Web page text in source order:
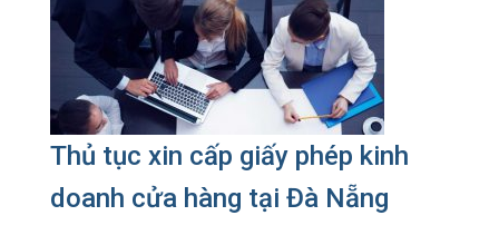
Thủ tục xin cấp giấy phép kinh
doanh cửa hàng tại Đà Nẵng